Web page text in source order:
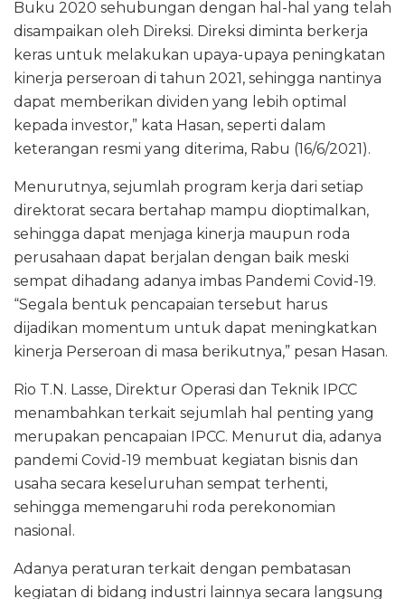
Buku 2020 sehubungan dengan hal-hal yang telah
disampaikan oleh Direksi. Direksi diminta berkerja
keras untuk melakukan upaya-upaya peningkatan
kinerja perseroan di tahun 2021, sehingga nantinya
dapat memberikan dividen yang lebih optimal
kepada investor,” kata Hasan, seperti dalam
keterangan resmi yang diterima, Rabu (16/6/2021).
Menurutnya, sejumlah program kerja dari setiap
direktorat secara bertahap mampu dioptimalkan,
sehingga dapat menjaga kinerja maupun roda
perusahaan dapat berjalan dengan baik meski
sempat dihadang adanya imbas Pandemi Covid-19.
“Segala bentuk pencapaian tersebut harus
dijadikan momentum untuk dapat meningkatkan
kinerja Perseroan di masa berikutnya,” pesan Hasan.
Rio T.N. Lasse, Direktur Operasi dan Teknik IPCC
menambahkan terkait sejumlah hal penting yang
merupakan pencapaian IPCC. Menurut dia, adanya
pandemi Covid-19 membuat kegiatan bisnis dan
usaha secara keseluruhan sempat terhenti,
sehingga memengaruhi roda perekonomian
nasional.
Adanya peraturan terkait dengan pembatasan
kegiatan di bidang industri lainnya secara langsung